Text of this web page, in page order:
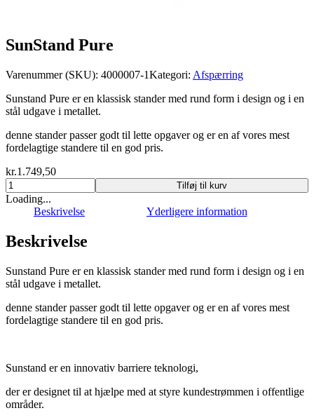
SunStand Pure
Varenummer (SKU): 4000007-1Kategori: Afspærring
Sunstand Pure er en klassisk stander med rund form i design og i en
stål udgave i metallet.
denne stander passer godt til lette opgaver og er en af vores mest
fordelagtige standere til en god pris.
kr.1.749,50
SunStand
Pure
Tilføj til kurv
Loading...
Beskrivelse
Yderligere information
Beskrivelse
Sunstand Pure er en klassisk stander med rund form i design og i en
stål udgave i metallet.
denne stander passer godt til lette opgaver og er en af vores mest
fordelagtige standere til en god pris.
Sunstand er en innovativ barriere teknologi,
der er designet til at hjælpe med at styre kundestrømmen i offentlige
områder.